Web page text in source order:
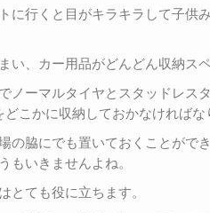
に行くと目がキラキラして子供
い、カー用品がどんどん収納ス
ノーマルタイヤとスタッドレス
こかに収納しておかなければな
の脇にでも置いておくことがで
もいきませんよね。
とても役に立ちます。